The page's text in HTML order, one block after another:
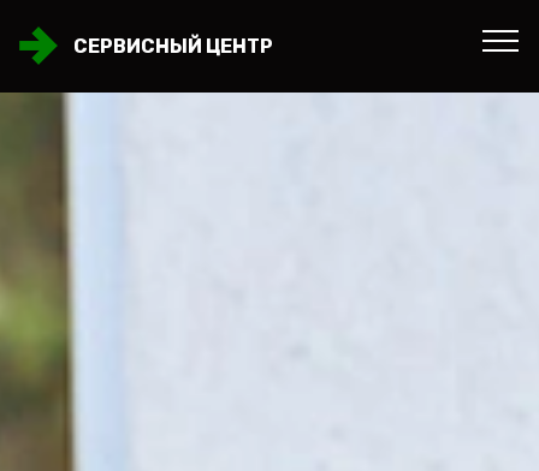
СЕРВИСНЫЙ ЦЕНТР